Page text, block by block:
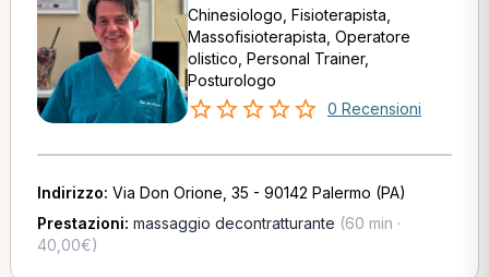
Chinesiologo, Fisioterapista,
Massofisioterapista, Operatore
olistico, Personal Trainer,
Posturologo
0 Recensioni
Indirizzo: Via Don Orione, 35 - 90142 Palermo (PA)
Prestazioni: massaggio decontratturante (60 min ·
40,00€)